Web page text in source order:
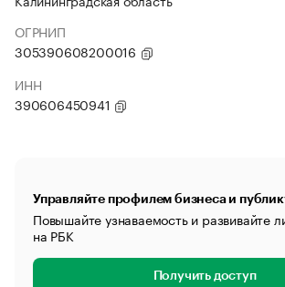
ОГРНИП
305390608200016
ИНН
390606450941
Управляйте профилем бизнеса и
Повышайте узнаваемость и развивайте
на РБК
Получить доступ